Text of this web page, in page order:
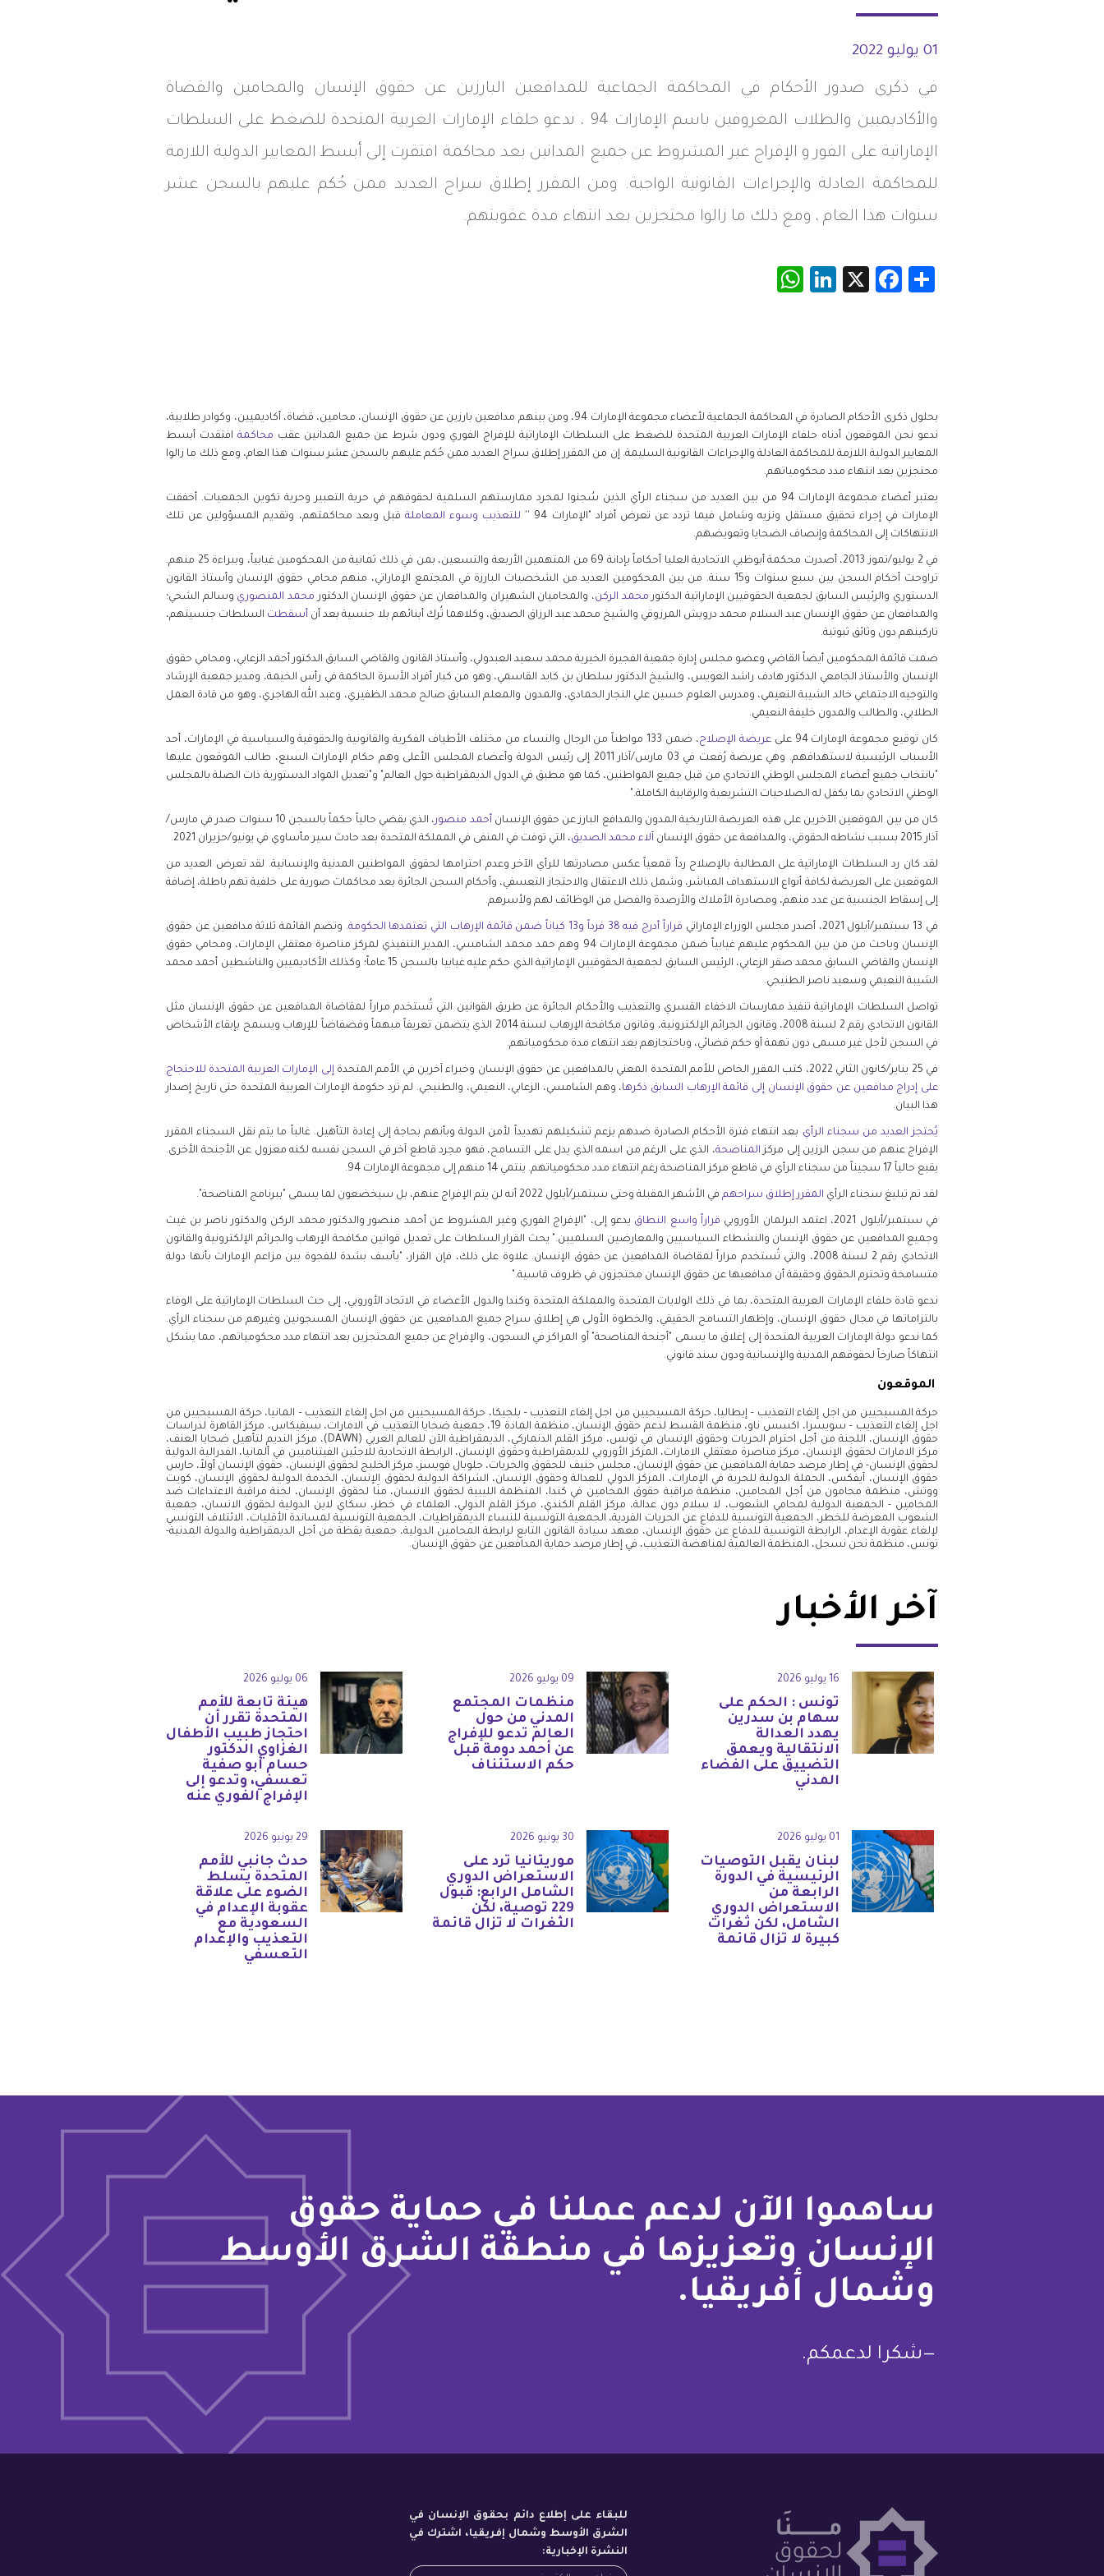
الأردن
الكويت
موريتانيا
قطر
السعودية
السودان
سوريا
تونس
الإمارات
اليمن
01 يوليو 2022
في ذكرى صدور الأحكام في المحاكمة الجماعية للمدافعين البارزين عن حقوق الإنسان والمحامين والقضاة
والأكاديميين والطلاب المعروفين باسم الإمارات 94 ، ندعو حلفاء الإمارات العربية المتحدة للضغط على السلطات
الإماراتية على الفور و الإفراج غير المشروط عن جميع المدانين بعد محاكمة افتقرت إلى أبسط المعايير الدولية اللازمة
للمحاكمة العادلة والإجراءات القانونية الواجبة. ومن المقرر إطلاق سراح العديد ممن حُكم عليهم بالسجن عشر
سنوات هذا العام ، ومع ذلك ما زالوا محتجزين بعد انتهاء مدة عقوبتهم.
Share
Facebook
X
LinkedIn
بحلول ذكرى الأحكام الصادرة في المحاكمة الجماعية لأعضاء مجموعة الإمارات 94، ومن بينهم مدافعين بارزين عن حقوق الإنسان، محامين، قضاة، أكاديميين، وكوادر طلابية،
ندعو نحن الموقعون أدناه حلفاء الإمارات العربية المتحدة للضغط على السلطات الإماراتية للإفراج الفوري ودون شرط عن جميع المدانين عقب محاكمة افتقدت أبسط
المعايير الدولية اللازمة للمحاكمة العادلة والإجراءات القانونية السليمة. إن من المقرر إطلاق سراح العديد ممن حُكم عليهم بالسجن عشر سنوات هذا العام، ومع ذلك ما زالوا
محتجزين بعد انتهاء مدد محكومياتهم.
يعتبر أعضاء مجموعة الإمارات 94 من بين العديد من سجناء الرأي الذين سُجنوا لمجرد ممارستهم السلمية لحقوقهم في حرية التعبير وحرية تكوين الجمعيات. أخفقت
الإمارات في إجراء تحقيق مستقل ونزيه وشامل فيما تردد عن تعرض أفراد "الإمارات 94 ''
للتعذيب وسوء المعاملة قبل وبعد محاكمتهم، وتقديم المسؤولين عن تلك
الانتهاكات إلى المحاكمة وإنصاف الضحايا وتعويضهم.
في 2 يوليو/تموز 2013، أصدرت محكمة أبوظبي الاتحادية العليا أحكاماً بإدانة 69 من المتهمين الأربعة والتسعين، بمن في ذلك ثمانية من المحكومين غيابياً، وببراءة 25 منهم.
تراوحت أحكام السجن بين سبع سنوات و15 سنة. من بين المحكومين العديد من الشخصيات البارزة في المجتمع الإماراتي، منهم محامي حقوق الإنسان وأستاذ القانون
الدستوري والرئيس السابق لجمعية الحقوقيين الإماراتية الدكتور محمد الركن، والمحاميان الشهيران والمدافعان عن حقوق الإنسان الدكتور محمد المنصوري وسالم الشحي؛
والمدافعان عن حقوق الإنسان عبد السلام محمد درويش المرزوقي والشيخ محمد عبد الرزاق الصديق، وكلاهما تُرك أبنائهم بلا جنسية بعد أن أسقطت السلطات جنسيتهم،
تاركينهم دون وثائق ثبوتية.
ضمت قائمة المحكومين أيضاً القاضي وعضو مجلس إدارة جمعية الفجيرة الخيرية محمد سعيد العبدولي، وأستاذ القانون والقاضي السابق الدكتور أحمد الزعابي، ومحامي حقوق
الإنسان والأستاذ الجامعي الدكتور هادف راشد العويس، والشيخ الدكتور سلطان بن كايد القاسمي، وهو من كبار أفراد الأسرة الحاكمة في رأس الخيمة، ومدير جمعية الإرشاد
والتوجيه الاجتماعي خالد الشيبة النعيمي، ومدرس العلوم حسين علي النجار الحمادي، والمدون والمعلم السابق صالح محمد الظفيري، وعبد الله الهاجري، وهو من قادة العمل
الطلابي، والطالب والمدون خليفة النعيمي.
كان توقيع مجموعة الإمارات 94 على عريضة الإصلاح
، ضمن 133 مواطناً من الرجال والنساء من مختلف الأطياف الفكرية والقانونية والحقوقية والسياسية في الإمارات، أحد
الأسباب الرئيسية لاستهدافهم. وهي عريضة رُفعت في 03 مارس/آذار 2011 إلى رئيس الدولة وأعضاء المجلس الأعلى وهم حكام الإمارات السبع، طالب الموقعون عليها
"بانتخاب جميع أعضاء المجلس الوطني الاتحادي من قبل جميع المواطنين، كما هو مطبق في الدول الديمقراطية حول العالم" و"تعديل المواد الدستورية ذات الصلة بالمجلس
الوطني الاتحادي بما يكفل له الصلاحيات التشريعية والرقابية الكاملة."
كان من بين الموقعين الآخرين على هذه العريضة التاريخية المدون والمدافع البارز عن حقوق الإنسان أحمد منصور
، الذي يقضي حالياً حكماً بالسجن 10 سنوات صدر في مارس/
آذار 2015 بسبب نشاطه الحقوقي، والمدافعة عن حقوق الإنسان
آلاء محمد الصديق، التي توفت في المنفى في المملكة المتحدة بعد حادث سير مأساوي في يونيو/حزيران 2021.
لقد كان رد السلطات الإماراتية على المطالبة بالإصلاح رداً قمعياً عكس مصادرتها للرأي الآخر وعدم احترامها لحقوق المواطنين المدنية والإنسانية. لقد تعرض العديد من
الموقعين على العريضة لكافة أنواع الاستهداف المباشر، وشمل ذلك الاعتقال والاحتجاز التعسفي، وأحكام السجن الجائرة بعد محاكمات صورية على خلفية تهم باطلة، إضافة
إلى إسقاط الجنسية عن عدد منهم، ومصادرة الأملاك والأرصدة والفصل من الوظائف لهم ولأسرهم.
في 13 سبتمبر/أيلول 2021، أصدر مجلس الوزراء الإماراتي قراراً أدرج فيه 38 فرداً و13 كياناً ضمن قائمة الإرهاب التي تعتمدها الحكومة
. وتضم القائمة ثلاثة مدافعين عن حقوق
الإنسان وباحث من من بين المحكوم عليهم غيابياً ضمن مجموعة الإمارات 94 وهم حمد محمد الشامسي، المدير التنفيذي لمركز مناصرة معتقلي الإمارات، ومحامي حقوق
الإنسان والقاضي السابق محمد صقر الزعابي، الرئيس السابق لجمعية الحقوقيين الإماراتية الذي حكم عليه غيابيا بالسجن 15 عاماً؛ وكذلك الأكاديميين والناشطين أحمد محمد
الشيبة النعيمي وسعيد ناصر الطنيجي.
تواصل السلطات الإماراتية تنفيذ ممارسات الاخفاء القسري والتعذيب والأحكام الجائرة عن طريق القوانين التي تُستخدم مراراً لمقاضاة المدافعين عن حقوق الإنسان مثل
القانون الاتحادي رقم 2 لسنة 2008، وقانون الجرائم الإلكترونية، وقانون مكافحة الإرهاب لسنة 2014 الذي يتضمن تعريفاً مبهماً وفضفاضاً للإرهاب ويسمح بإبقاء الأشخاص
في السجن لأجل غير مسمى دون تهمة أو حكم قضائي، وباحتجازهم بعد انتهاء مدة محكومياتهم.
في 25 يناير/كانون الثاني 2022، كتب المقرر الخاص للأمم المتحدة المعني بالمدافعين عن حقوق الإنسان وخبراء آخرين في الأمم المتحدة
إلى الإمارات العربية المتحدة للاحتجاج
على إدراج مدافعين عن حقوق الإنسان إلى قائمة الإرهاب السابق ذكرها، وهم الشامسي، الزعابي، النعيمي، والطنيجي. لم ترد حكومة الإمارات العربية المتحدة حتى تاريخ إصدار
هذا البيان.
يُحتجز العديد من سجناء الرأي بعد انتهاء فترة الأحكام الصادرة ضدهم بزعم تشكيلهم تهديداً لأمن الدولة وبأنهم بحاجة إلى إعادة التأهيل. غالباً ما يتم نقل السجناء المقرر
الإفراج عنهم من سجن الرزين إلى مركز المناصحة، الذي على الرغم من اسمه الذي يدل على التسامح، فهو مجرد قاطع آخر في السجن نفسه لكنه معزول عن الأجنحة الأخرى.
يقبع حالياً 17 سجيناً من سجناء الرأي في قاطع مركز المناصحة رغم انتهاء مدد محكومياتهم. ينتمي 14 منهم إلى مجموعة الإمارات 94.
لقد تم تبليغ سجناء الرأي المقرر إطلاق سراحهم في الأشهر المقبلة وحتى سبتمبر/أيلول 2022 أنه لن يتم الإفراج عنهم، بل سيخضعون لما يسمى "ببرنامج المناصحة".
في سبتمبر/أيلول 2021، اعتمد البرلمان الأوروبي قراراً واسع النطاق يدعو إلى، "الإفراج الفوري وغير المشروط عن أحمد منصور والدكتور محمد الركن والدكتور ناصر بن غيث
وجميع المدافعين عن حقوق الإنسان والنشطاء السياسيين والمعارضين السلميين." يحث القرار السلطات على تعديل قوانين مكافحة الإرهاب والجرائم الإلكترونية والقانون
الاتحادي رقم 2 لسنة 2008، والتي تُستخدم مراراً لمقاضاة المدافعين عن حقوق الإنسان. علاوة على ذلك، فإن القرار، "يأسف بشدة للفجوة بين مزاعم الإمارات بأنها دولة
متسامحة وتحترم الحقوق وحقيقة أن مدافعيها عن حقوق الإنسان محتجزون في ظروف قاسية."
ندعو قادة حلفاء الإمارات العربية المتحدة، بما في ذلك الولايات المتحدة والمملكة المتحدة وكندا والدول الأعضاء في الاتحاد الأوروبي، إلى حث السلطات الإماراتية على الوفاء
بالتزاماتها في مجال حقوق الإنسان، وإظهار التسامح الحقيقي، والخطوة الأولى هي إطلاق سراح جميع المدافعين عن حقوق الإنسان المسجونين وغيرهم من سجناء الرأي.
كما ندعو دولة الإمارات العربية المتحدة إلى إغلاق ما يسمى "أجنحة المناصحة" أو المراكز في السجون، والإفراج عن جميع المحتجزين بعد انتهاء مدد محكومياتهم، مما يشكل
انتهاكاً صارخاً لحقوقهم المدنية والإنسانية ودون سند قانوني.
الموقعون
حركة المسيحيين من اجل إلغاء التعذيب – إيطاليا، حركة المسيحيين من اجل إلغاء التعذيب – بلجيكا، حركة المسيحيين من اجل إلغاء التعذيب – المانيا، حركة المسيحيين من
اجل إلغاء التعذيب – سويسرا، اكسس ناو، منظمة القسط لدعم حقوق الإنسان، منظمة المادة 19، جمعية ضحايا التعذيب في الامارات، سيفيكاس، مركز القاهرة لدراسات
حقوق الإنسان، اللجنة من أجل احترام الحريات وحقوق الإنسان في تونس، مركز القلم الدنماركي، الديمقراطية الآن للعالم العربي (DAWN)، مركز النديم لتأهيل ضحايا العنف،
مركز الامارات لحقوق الإنسان، مركز مناصرة معتقلي الامارات، المركز الأوروبي للديمقراطية وحقوق الإنسان، الرابطة الاتحادية للاجئين الفيتناميين في ألمانيا، الفدرالية الدولية
لحقوق الإنسان- في إطار مرصد حماية المدافعين عن حقوق الإنسان، مجلس جنيف للحقوق والحريات، جلوبال فويسز، مركز الخليج لحقوق الإنسان، حقوق الإنسان أولاً، حارس
حقوق الإنسان، آيفكس، الحملة الدولية للحرية في الإمارات، المركز الدولي للعدالة وحقوق الإنسان، الشراكة الدولية لحقوق الإنسان، الخدمة الدولية لحقوق الإنسان، كويت
ووتش، منظمة محامون من أجل المحامين، منظمة مراقبة حقوق المحامين في كندا، المنظمة الليبية لحقوق الانسان، منَا لحقوق الإنسان، لجنة مراقبة الاعتداءات ضد
المحامين - الجمعية الدولية لمحامي الشعوب، ‏لا سلام دون عدالة، مركز القلم الكندي، مركز القلم الدولي، العلماء في خطر، سكاي لاين الدولية لحقوق الانسان، جمعية
الشعوب المعرضة للخطر، الجمعية التونسية للدفاع عن الحريات الفردية، الجمعية التونسية للنساء الديمقراطيات، الجمعية التونسية لمساندة الأقليات، الائتلاف التونسي
لإلغاء عقوبة الإعدام، الرابطة التونسية للدفاع عن حقوق الإنسان، معهد سيادة القانون التابع لرابطة المحامين الدولية، جمعية يقظة من أجل الديمقراطية والدولة المدنية-
تونس، منظمة نحن نسجل، المنظمة العالمية لمناهضة التعذيب، في إطار مرصد حماية المدافعين عن حقوق الإنسان.
آخر الأخبار
16 يوليو 2026
تونس : الحكم على
سهام بن سدرين
يهدد العدالة
الانتقالية ويعمق
التضييق على الفضاء
المدني
09 يوليو 2026
منظمات المجتمع
المدني من حول
العالم تدعو للإفراج
عن أحمد دومة قبل
حكم الاستئناف
06 يوليو 2026
هيئة تابعة للأمم
المتحدة تقرر أن
احتجاز طبيب الأطفال
الغزاوي الدكتور
حسام أبو صفية
تعسفي، وتدعو إلى
الإفراج الفوري عنه
01 يوليو 2026
لبنان يقبل التوصيات
الرئيسية في الدورة
الرابعة من
الاستعراض الدوري
الشامل، لكن ثغرات
كبيرة لا تزال قائمة
30 يونيو 2026
موريتانيا ترد على
الاستعراض الدوري
الشامل الرابع: قبول
229 توصية، لكن
الثغرات لا تزال قائمة
29 يونيو 2026
حدث جانبي للأمم
المتحدة يسلط
الضوء على علاقة
عقوبة الإعدام في
السعودية مع
التعذيب والإعدام
التعسفي
ساهموا الآن لدعم عملنا في حماية حقوق
الإنسان وتعزيزها في منطقة الشرق الأوسط
وشمال أفريقيا.
—شكرا لدعمكم.
للبقاء على إطلاع دائم بحقوق الإنسان في
الشرق الأوسط وشمال إفريقيا، اشترك في
النشرة الإخبارية: